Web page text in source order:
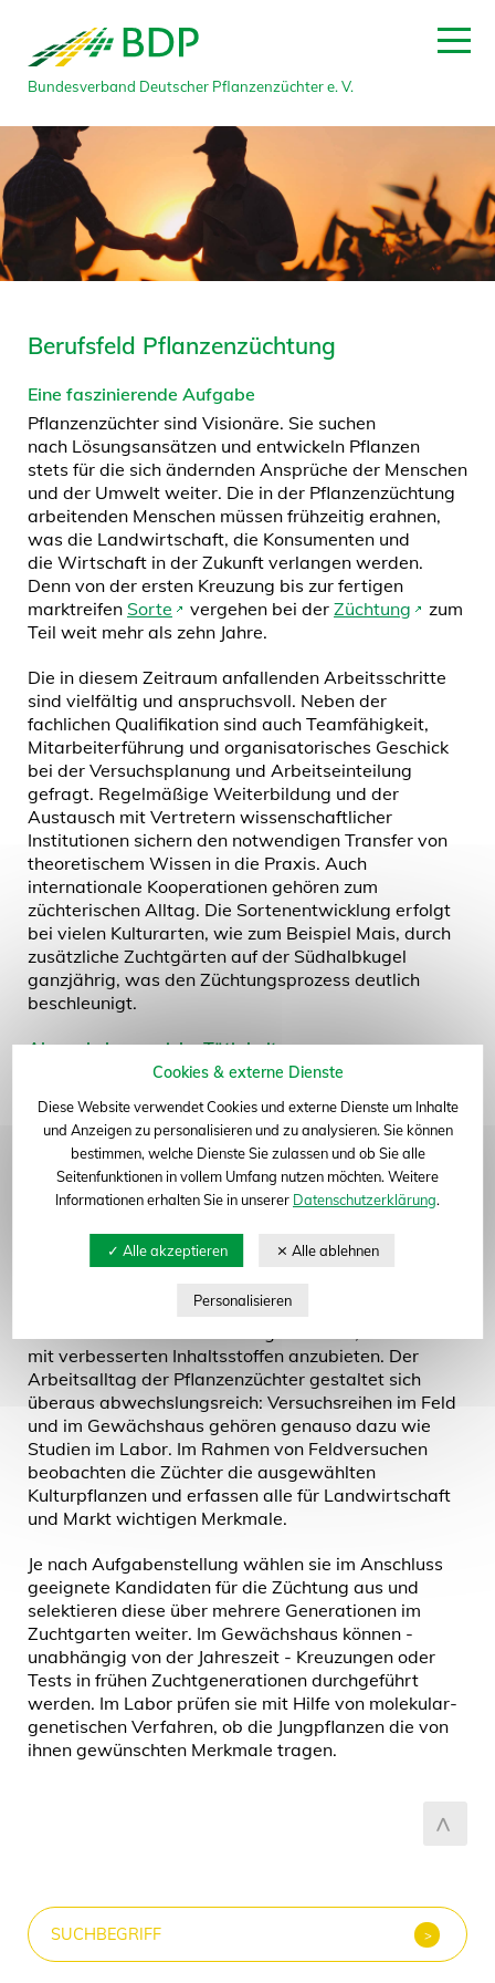
Bundesverband Deutscher Pflanzenzüchter e. V.
Berufsfeld Pflanzenzüchtung
Eine faszinierende Aufgabe
Pflanzenzüchter sind Visionäre. Sie suchen
nach Lösungsansätzen und entwickeln Pflanzen
stets für die sich ändernden Ansprüche der Menschen
und der Umwelt weiter. Die in der Pflanzenzüchtung
arbeitenden Menschen müssen frühzeitig erahnen,
was die Landwirtschaft, die Konsumenten und
die Wirtschaft in der Zukunft verlangen werden.
Denn von der ersten Kreuzung bis zur fertigen
marktreifen Sorte vergehen bei der Züchtung
zum
Teil weit mehr als zehn Jahre.
Die in diesem Zeitraum anfallenden Arbeitsschritte
sind vielfältig und anspruchsvoll. Neben der
fachlichen Qualifikation sind auch Teamfähigkeit,
Mitarbeiterführung und organisatorisches Geschick
bei der Versuchsplanung und Arbeitseinteilung
gefragt. Regelmäßige Weiterbildung und der
Austausch mit Vertretern wissenschaftlicher
Institutionen sichern den notwendigen Transfer von
theoretischem Wissen in die Praxis. Auch
internationale Kooperationen gehören zum
züchterischen Alltag. Die Sortenentwicklung erfolgt
bei vielen Kulturarten, wie zum Beispiel Mais, durch
zusätzliche Zuchtgärten auf der Südhalbkugel
ganzjährig, was den Züchtungsprozess deutlich
beschleunigt.
Abwechslungsreiche Tätigkeit
Pflanzenzüchter leisten
mit ihren neuen Sorten
einen wesentlichen
Beitrag für ein gesundes
Pflanzenwachstum unter
veränderten
zur Herstellung sicherer
und gesunder Lebens- und Futtermittel. Pflanzen
Rohstofflieferanten in der chemischen Industrie. Auch
mit verbesserten Inhaltsstoffen anzubieten. Der
Arbeitsalltag der Pflanzenzüchter gestaltet sich
überaus abwechslungsreich: Versuchsreihen im Feld
und im Gewächshaus gehören genauso dazu wie
Studien im Labor. Im Rahmen von Feldversuchen
beobachten die Züchter die ausgewählten
Kulturpflanzen und erfassen alle für Landwirtschaft
und Markt wichtigen Merkmale.
Je nach Aufgabenstellung wählen sie im Anschluss
geeignete Kandidaten für die Züchtung aus und
selektieren diese über mehrere Generationen im
Zuchtgarten weiter. Im Gewächshaus können -
unabhängig von der Jahreszeit - Kreuzungen oder
Tests in frühen Zuchtgenerationen durchgeführt
werden. Im Labor prüfen sie mit Hilfe von molekular-
genetischen Verfahren, ob die Jungpflanzen die von
ihnen gewünschten Merkmale tragen.
zum Seitenanfang
Cookies & externe Dienste
Diese Website verwendet Cookies und externe Dienste um Inhalte
und Anzeigen zu personalisieren und zu analysieren. Sie können
bestimmen, welche Dienste Sie zulassen und ob Sie alle
Seitenfunktionen in vollem Umfang nutzen möchten. Weitere
Informationen erhalten Sie in unserer Datenschutzerklärung.